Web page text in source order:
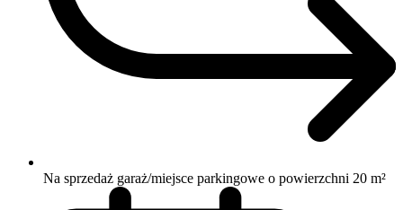
Na sprzedaż garaż/miejsce parkingowe o powierzchni 20 m²